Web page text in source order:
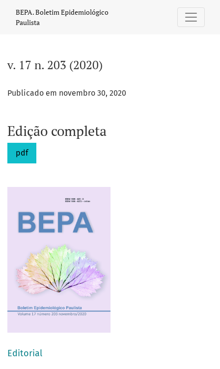
BEPA. Boletim Epidemiológico
Paulista
v. 17 n. 203 (2020)
Publicado em novembro 30, 2020
Edição completa
pdf
Editorial